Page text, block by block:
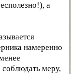
а
намеренно
меру,